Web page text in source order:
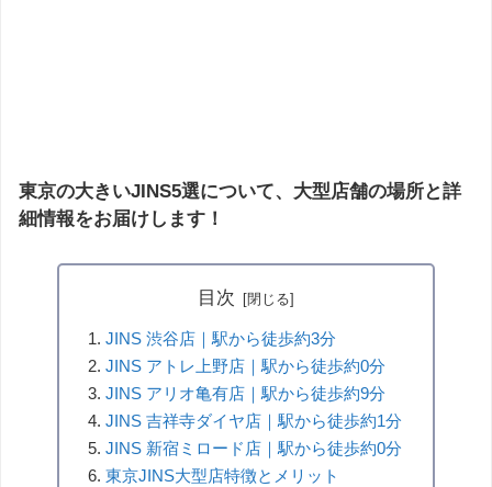
東京の大きいJINS5選について、大型店舗の場所と詳
細情報をお届けします！
目次
JINS 渋谷店｜駅から徒歩約3分
JINS アトレ上野店｜駅から徒歩約0分
JINS アリオ亀有店｜駅から徒歩約9分
JINS 吉祥寺ダイヤ店｜駅から徒歩約1分
JINS 新宿ミロード店｜駅から徒歩約0分
東京JINS大型店特徴とメリット